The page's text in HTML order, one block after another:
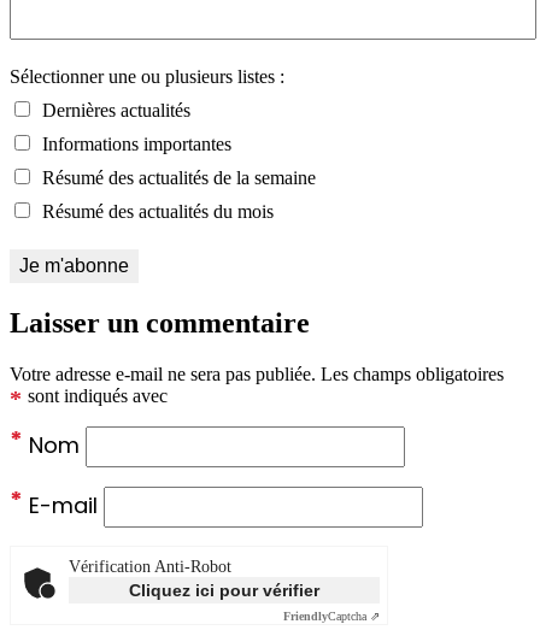
Sélectionner une ou plusieurs listes :
Dernières actualités
Informations importantes
Résumé des actualités de la semaine
Résumé des actualités du mois
Laisser un commentaire
Votre adresse e-mail ne sera pas publiée. Les champs obligatoires
sont indiqués avec
*
Nom
*
E-mail
*
Vérification Anti-Robot
Cliquez ici pour vérifier
FriendlyCaptcha ⇗